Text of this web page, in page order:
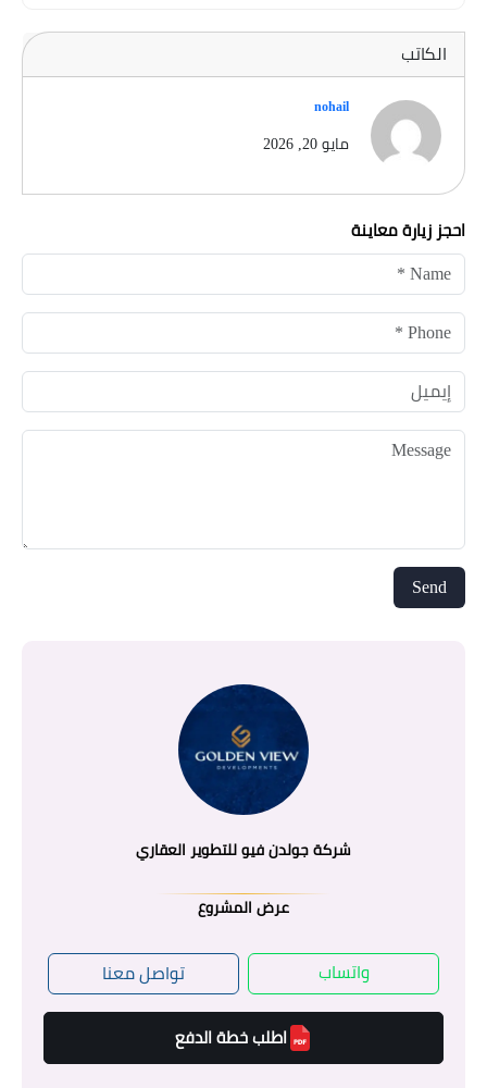
الكاتب
nohail
مايو 20, 2026
احجز زيارة معاينة
شركة جولدن فيو للتطوير العقاري
عرض المشروع
واتساب تواصل معنا
اطلب خطة الدفع